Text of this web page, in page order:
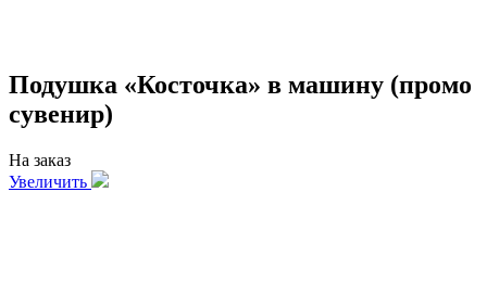
Подушка «Косточка» в машину (промо
сувенир)
На заказ
Увеличить